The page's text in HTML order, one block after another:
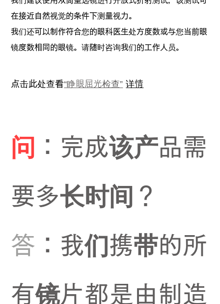
在接近自然视觉的条件下测量视力。
我们还可以制作符合您的眼科医生处方度数或与您当前眼
镜度数相同的眼镜。请随时咨询我们的工作人员。
点击此处查看“睁眼屈光检查” 详情
问 ：完成该产品需
要多长时间？
答 ：我们携带的所
有镜片都是由制造